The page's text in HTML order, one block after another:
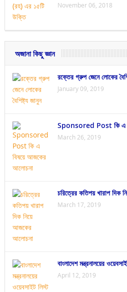
November 06, 2018
অজানা কিছু জ্ঞান
রক্তের গ্রুপ জেনে লোকের
January 09, 2019
Sponsored Post কি এ
March 26, 2019
চরিত্রের কতিপয় খারাপ দিক
March 17, 2019
বাংলাদেশ মন্ত্রনালয়ের
April 12, 2019